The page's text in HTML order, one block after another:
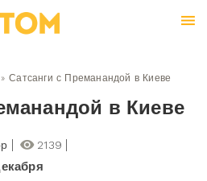
» Сатсанги с Преманандой в Киеве
в Киеве
2139